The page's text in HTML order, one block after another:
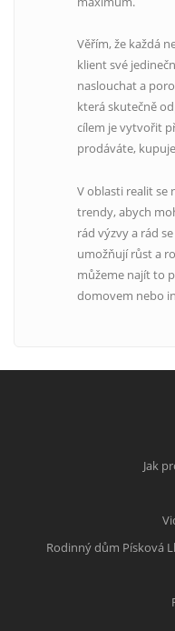
Věřím, že každá
klient své
naslouchat a
která skutečně
cílem je vytvořit
prodáváte,
V oblasti realit se
trendy, abych
rád výzvy a rád
umožňují růst a
můžeme najít to
domovem nebo
Jak
Rodinný dům Písková